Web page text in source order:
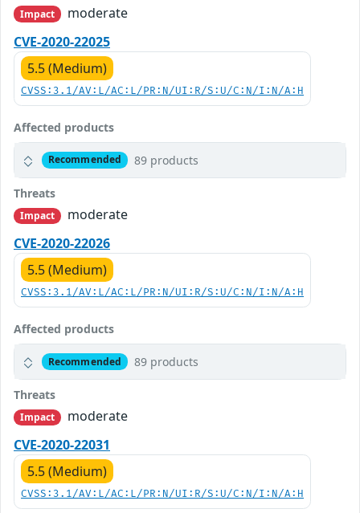
Impact
moderate
CVE-2020-22025
5.5 (Medium)
CVSS:3.1/AV:L/AC:L/PR:N/UI:R/S:U/C:N/I:N/A:H
Affected products
Recommended 89 products
Threats
Impact
moderate
CVE-2020-22026
5.5 (Medium)
CVSS:3.1/AV:L/AC:L/PR:N/UI:R/S:U/C:N/I:N/A:H
Affected products
Recommended 89 products
Threats
Impact
moderate
CVE-2020-22031
5.5 (Medium)
CVSS:3.1/AV:L/AC:L/PR:N/UI:R/S:U/C:N/I:N/A:H